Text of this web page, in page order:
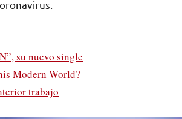
su nuevo single
Modern World?
trabajo